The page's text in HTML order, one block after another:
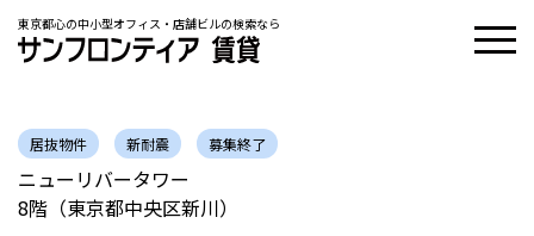
東京都心の中小型オフィス・店舗ビルの検索なら
居抜物件 新耐震 募集終了
ニューリバータワー
8階（東京都中央区新川）